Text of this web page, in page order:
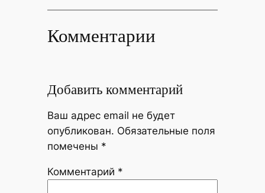
Комментарии
Добавить комментарий
Ваш адрес email не будет
опубликован. Обязательные поля
помечены *
Комментарий *